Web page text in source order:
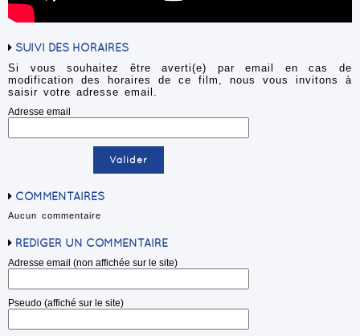
SUIVI DES HORAIRES
Si vous souhaitez être averti(e) par email en cas de
modification des horaires de ce film, nous vous invitons à
saisir votre adresse email.
Adresse email
COMMENTAIRES
Aucun commentaire
RÉDIGER UN COMMENTAIRE
Adresse email (non affichée sur le site)
Pseudo (affiché sur le site)